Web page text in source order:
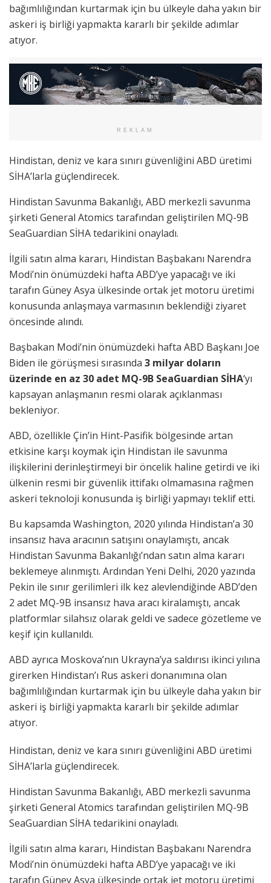
bağımlılığından kurtarmak için bu ülkeyle daha yakın bir
askeri iş birliği yapmakta kararlı bir şekilde adımlar
atıyor.
REKLAM
Hindistan, deniz ve kara sınırı güvenliğini ABD üretimi
SİHA’larla güçlendirecek.
Hindistan Savunma Bakanlığı, ABD merkezli savunma
şirketi General Atomics tarafından geliştirilen MQ-9B
SeaGuardian SİHA tedarikini onayladı.
İlgili satın alma kararı, Hindistan Başbakanı Narendra
Modi’nin önümüzdeki hafta ABD’ye yapacağı ve iki
tarafın Güney Asya ülkesinde ortak jet motoru üretimi
konusunda anlaşmaya varmasının beklendiği ziyaret
öncesinde alındı.
Başbakan Modi’nin önümüzdeki hafta ABD Başkanı Joe
Biden ile görüşmesi sırasında 3 milyar doların
üzerinde en az 30 adet MQ-9B SeaGuardian SİHA‘yı
kapsayan anlaşmanın resmi olarak açıklanması
bekleniyor.
ABD, özellikle Çin’in Hint-Pasifik bölgesinde artan
etkisine karşı koymak için Hindistan ile savunma
ilişkilerini derinleştirmeyi bir öncelik haline getirdi ve iki
ülkenin resmi bir güvenlik ittifakı olmamasına rağmen
askeri teknoloji konusunda iş birliği yapmayı teklif etti.
Bu kapsamda Washington, 2020 yılında Hindistan’a 30
insansız hava aracının satışını onaylamıştı, ancak
Hindistan Savunma Bakanlığı’ndan satın alma kararı
beklemeye alınmıştı. Ardından Yeni Delhi, 2020 yazında
Pekin ile sınır gerilimleri ilk kez alevlendiğinde ABD’den
2 adet MQ-9B insansız hava aracı kiralamıştı, ancak
platformlar silahsız olarak geldi ve sadece gözetleme ve
keşif için kullanıldı.
ABD ayrıca Moskova’nın Ukrayna’ya saldırısı ikinci yılına
girerken Hindistan’ı Rus askeri donanımına olan
bağımlılığından kurtarmak için bu ülkeyle daha yakın bir
askeri iş birliği yapmakta kararlı bir şekilde adımlar
atıyor.
Hindistan, deniz ve kara sınırı güvenliğini ABD üretimi
SİHA’larla güçlendirecek.
Hindistan Savunma Bakanlığı, ABD merkezli savunma
şirketi General Atomics tarafından geliştirilen MQ-9B
SeaGuardian SİHA tedarikini onayladı.
İlgili satın alma kararı, Hindistan Başbakanı Narendra
Modi’nin önümüzdeki hafta ABD’ye yapacağı ve iki
tarafın Güney Asya ülkesinde ortak jet motoru üretimi